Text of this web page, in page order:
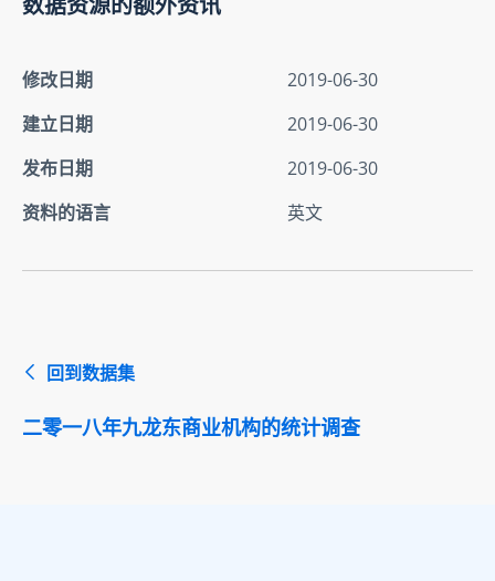
修改日期
2019-06-30
建立日期
2019-06-30
发布日期
2019-06-30
资料的语言
英文
回到数据集
二零一八年九龙东商业机构的统计调查